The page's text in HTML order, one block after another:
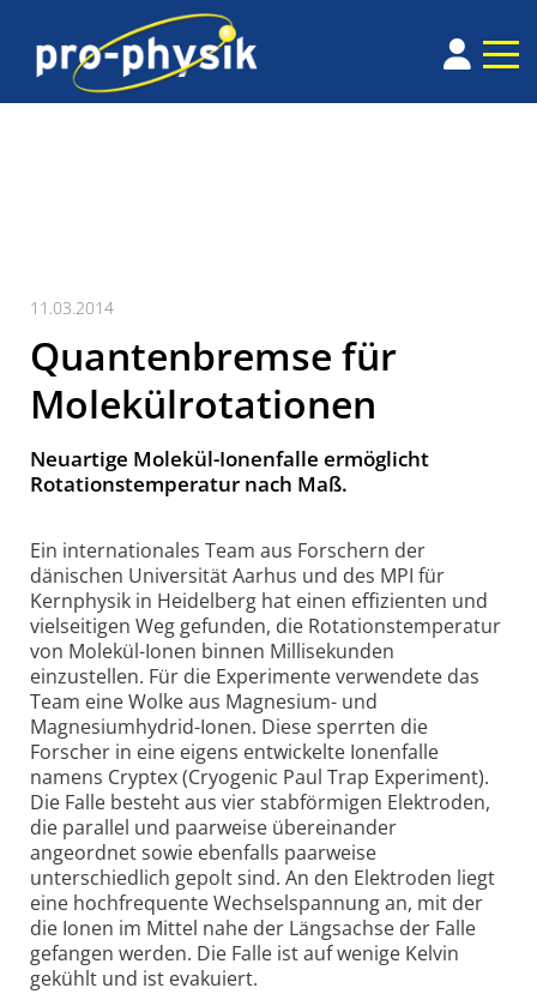
11.03.2014
Quantenbremse für
Molekülrotationen
Neuartige Molekül-Ionenfalle ermöglicht
Rotationstemperatur nach Maß.
Ein internationales Team aus Forschern der
dänischen Universität Aarhus und des MPI für
Kernphysik in Heidelberg hat einen effizienten und
vielseitigen Weg gefunden, die Rotationstemperatur
von Molekül-Ionen binnen Millisekunden
einzustellen. Für die Experimente verwendete das
Team eine Wolke aus Magnesium- und
Magnesiumhydrid-Ionen. Diese sperrten die
Forscher in eine eigens entwickelte Ionenfalle
namens Cryptex (Cryogenic Paul Trap Experiment).
Die Falle besteht aus vier stabförmigen Elektroden,
die parallel und paarweise übereinander
angeordnet sowie ebenfalls paarweise
unterschiedlich gepolt sind. An den Elektroden liegt
eine hochfrequente Wechselspannung an, mit der
die Ionen im Mittel nahe der Längsachse der Falle
gefangen werden. Die Falle ist auf wenige Kelvin
gekühlt und ist evakuiert.